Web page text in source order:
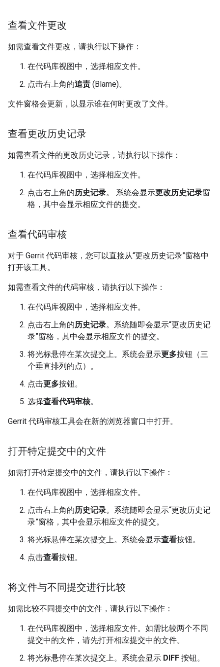
查看文件更改
如需查看文件更改，请执行以下操作：
在代码库视图中，选择相应文件。
点击右上角的追责 (Blame)。
文件窗格会更新，以显示谁在何时更改了文件。
查看更改历史记录
如需查看文件的更改历史记录，请执行以下操作：
在代码库视图中，选择相应文件。
点击右上角的历史记录。 系统会显示更改历史记录窗
格，其中会显示相应文件的提交。
查看代码审核
对于 Gerrit 代码审核，您可以直接从“更改历史记录”窗格中
打开该工具。
如需查看文件的代码审核，请执行以下操作：
在代码库视图中，选择相应文件。
点击右上角的历史记录。系统随即会显示“更改历史记
录”窗格，其中会显示相应文件的提交。
将光标悬停在某次提交上。系统会显示更多按钮（三
个垂直排列的点）。
点击更多按钮。
选择查看代码审核。
Gerrit 代码审核工具会在新的浏览器窗口中打开。
打开特定提交中的文件
如需打开特定提交中的文件，请执行以下操作：
在代码库视图中，选择相应文件。
点击右上角的历史记录。系统随即会显示“更改历史记
录”窗格，其中会显示相应文件的提交。
将光标悬停在某次提交上。系统会显示查看按钮。
点击查看按钮。
将文件与不同提交进行比较
如需比较不同提交中的文件，请执行以下操作：
在代码库视图中，选择相应文件。如需比较两个不同
提交中的文件，请先打开相应提交中的文件。
将光标悬停在某次提交上。系统会显示 DIFF 按钮。